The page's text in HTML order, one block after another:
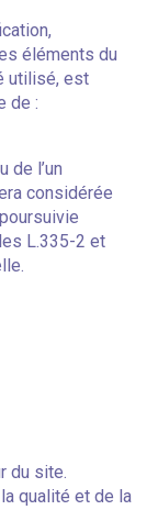
éléments du
utilisé, est
de :
de l’un
considérée
L.335-2 et
du site.
qualité et de la